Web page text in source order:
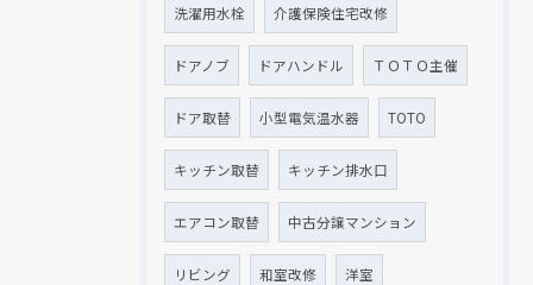
洗濯用水栓 介護保険住宅改修
ドアノブ ドアハンドル ＴＯＴＯ主催
ドア取替 小型電気温水器 TOTO
キッチン取替 キッチン排水口
エアコン取替 中古分譲マンション
リビング 和室改修 洋室